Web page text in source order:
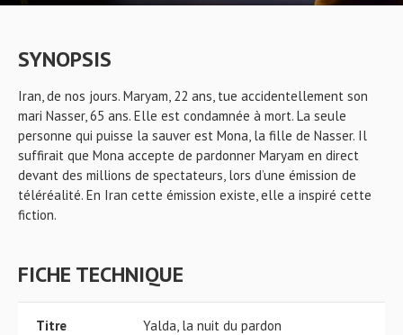
SYNOPSIS
Iran, de nos jours. Maryam, 22 ans, tue accidentellement son
mari Nasser, 65 ans. Elle est condamnée à mort. La seule
personne qui puisse la sauver est Mona, la fille de Nasser. Il
suffirait que Mona accepte de pardonner Maryam en direct
devant des millions de spectateurs, lors d’une émission de
téléréalité. En Iran cette émission existe, elle a inspiré cette
fiction.
FICHE TECHNIQUE
Titre Yalda, la nuit du pardon